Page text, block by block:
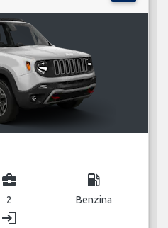
business_center
2
local_gas_station
Benzina
login